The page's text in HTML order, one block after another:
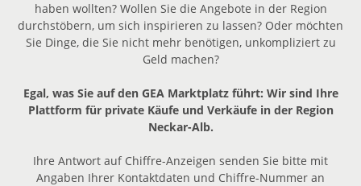
haben wollten? Wollen Sie die Angebote in der Region
durchstöbern, um sich inspirieren zu lassen? Oder möchten
Sie Dinge, die Sie nicht mehr benötigen, unkompliziert zu
Geld machen?
Egal, was Sie auf den GEA Marktplatz führt: Wir sind Ihre
Plattform für private Käufe und Verkäufe in der Region
Neckar-Alb.
Ihre Antwort auf Chiffre-Anzeigen senden Sie bitte mit
Angaben Ihrer Kontaktdaten und Chiffre-Nummer an